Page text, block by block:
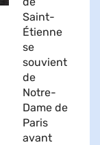
Saint-
Étienne
se
souvient
de
Notre-
Dame de
Paris
avant